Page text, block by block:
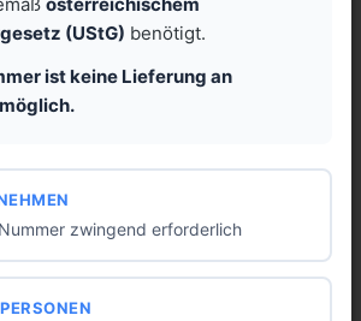
(UStG) benötigt.
ist keine Lieferung an
zwingend erforderlich